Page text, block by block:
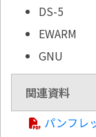
DS-5
EWARM
GNU
関連資料
パンフレ